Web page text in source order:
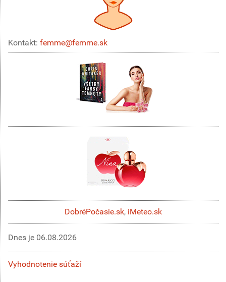
Kontakt: femme@femme.sk
DobréPočasie.sk, iMeteo.sk
Dnes je 06.08.2026
Vyhodnotenie súťaží